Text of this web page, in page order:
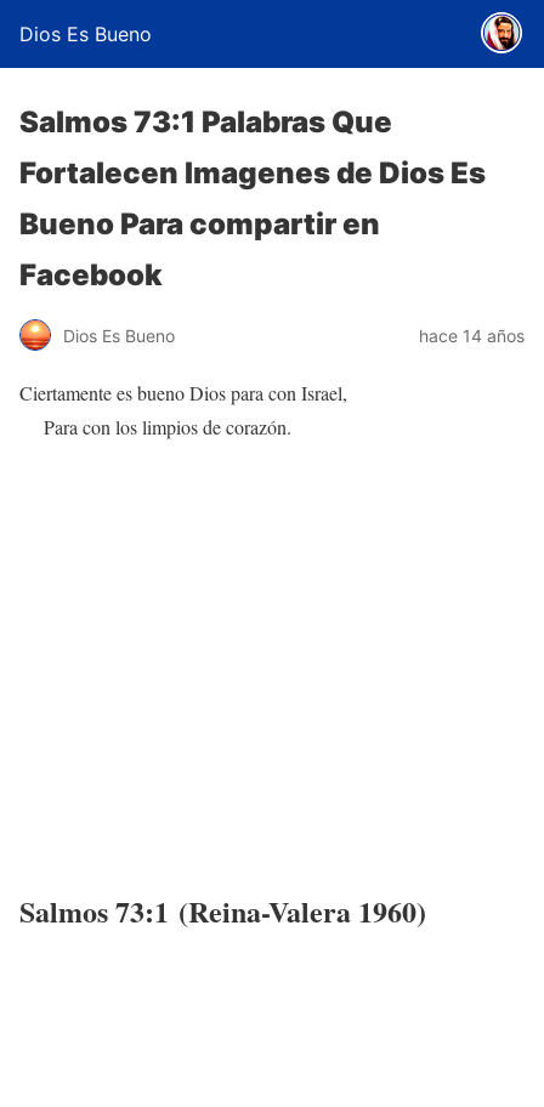
Dios Es Bueno
Salmos 73:1 Palabras Que
Fortalecen Imagenes de Dios Es
Bueno Para compartir en
Facebook
Dios Es Bueno hace 14 años
Ciertamente es bueno Dios para con Israel,
Para con los limpios de corazón.
Salmos 73:1 (Reina-Valera 1960)